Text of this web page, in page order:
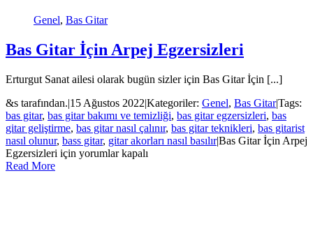
Genel, Bas Gitar
Bas Gitar İçin Arpej Egzersizleri
Erturgut Sanat ailesi olarak bugün sizler için Bas Gitar İçin [...]
&s tarafından.|15 Ağustos 2022|Kategoriler: Genel, Bas Gitar|Tags:
bas gitar, bas gitar bakımı ve temizliği, bas gitar egzersizleri, bas
gitar geliştirme, bas gitar nasıl çalınır, bas gitar teknikleri, bas gitarist
nasıl olunur, bass gitar, gitar akorları nasıl basılır|Bas Gitar İçin Arpej
Egzersizleri için yorumlar kapalı
Read More